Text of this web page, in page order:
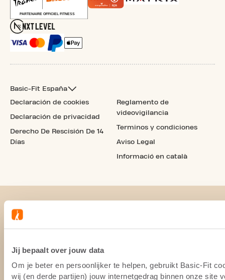
Jij bepaalt over jouw data
Om je beter en persoonlijker te helpen, gebruikt Basic-Fit
wij (en derde partijen) jouw internetgedrag binnen onze site
Basic-Fit España
Declaración de cookies
Declaración de privacidad
Derecho De Rescisión De 14
Días
Reglamento de
videovigilancia
Terminos y condiciones
Aviso Legal
Informació en català